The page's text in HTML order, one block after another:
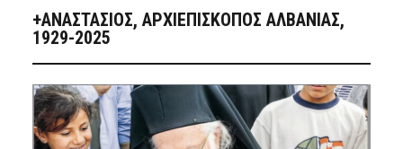
+ΑΝΑΣΤΆΣΙΟΣ, ΑΡΧΙΕΠΊΣΚΟΠΟΣ ΑΛΒΑΝΊΑΣ,
1929-2025